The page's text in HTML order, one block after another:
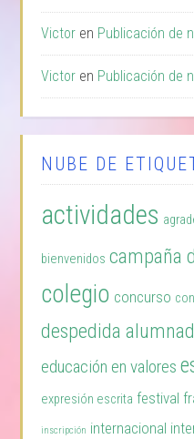
Victor en Publicación de
Victor en Publicación de
NUBE DE
actividades
bienvenidos campaña
colegio concurso
despedida
educación en valores
expresión escrita festival
inscripción internacional